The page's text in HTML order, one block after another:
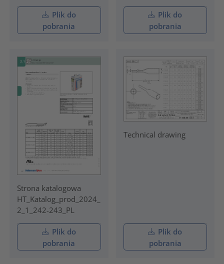
Plik do
pobrania
Plik do
pobrania
Strona katalogowa
HT_Katalog_prod_2024_
2_1_242-243_PL
Plik do
pobrania
Technical drawing
Plik do
pobrania